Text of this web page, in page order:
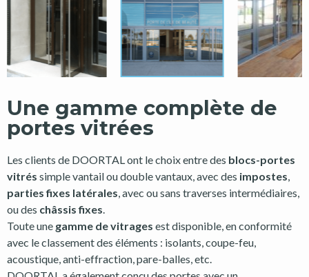
Une gamme complète de
portes vitrées
Les clients de DOORTAL ont le choix entre des blocs-portes
vitrés simple vantail ou double vantaux, avec des impostes,
parties fixes latérales, avec ou sans traverses intermédiaires,
ou des châssis fixes.
Toute une gamme de vitrages est disponible, en conformité
avec le classement des éléments : isolants, coupe-feu,
acoustique, anti-effraction, pare-balles, etc.